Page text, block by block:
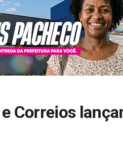
Correios